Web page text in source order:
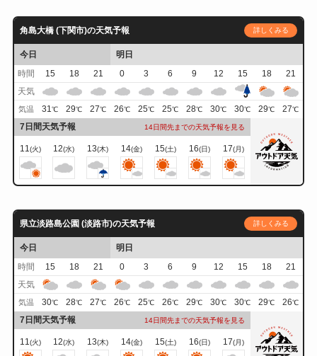
角島大橋 (下関市)の天気予報 詳しくみる
今日
明日
時間
15 18 21 0 3 6 9 12 15 18
21
天気
気温 31℃ 29℃ 27℃ 26℃ 25℃ 25℃ 28℃ 30℃ 30℃ 29℃ 27℃
7日間天気予報 14日間先までの天気予報を見る
11(火) 12(水) 13(木) 14(金) 15(土) 16(日) 17(月)
県立淡路島公園 (淡路市)の天気予報 詳しくみる
今日
明日
時間
15 18 21 0 3 6 9 12 15 18
21
天気
気温 30℃ 28℃ 27℃ 26℃ 25℃ 26℃ 29℃ 30℃ 30℃ 29℃ 26℃
7日間天気予報 14日間先までの天気予報を見る
11(火) 12(水) 13(木) 14(金) 15(土) 16(日) 17(月)